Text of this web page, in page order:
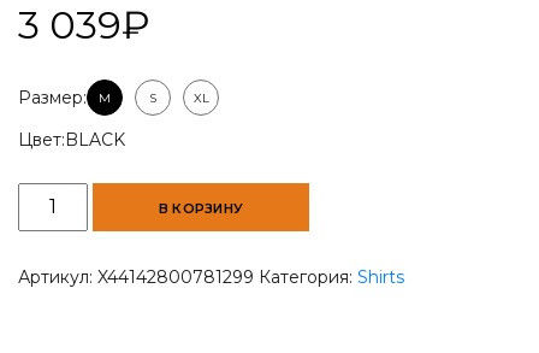
3 039₽
Размер: M S XL
Цвет: BLACK
Количество
товара
Slim
В КОРЗИНУ
Артикул: X44142800781299 Категория: Shirts